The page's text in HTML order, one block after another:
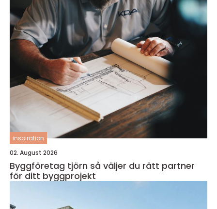
inspiration
02. August 2026
Byggföretag tjörn så väljer du rätt partner
för ditt byggprojekt